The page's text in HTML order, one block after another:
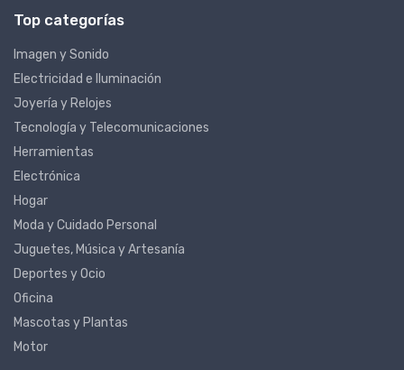
Top categorías
Imagen y Sonido
Electricidad e Iluminación
Joyería y Relojes
Tecnología y Telecomunicaciones
Herramientas
Electrónica
Hogar
Moda y Cuidado Personal
Juguetes, Música y Artesanía
Deportes y Ocio
Oficina
Mascotas y Plantas
Motor